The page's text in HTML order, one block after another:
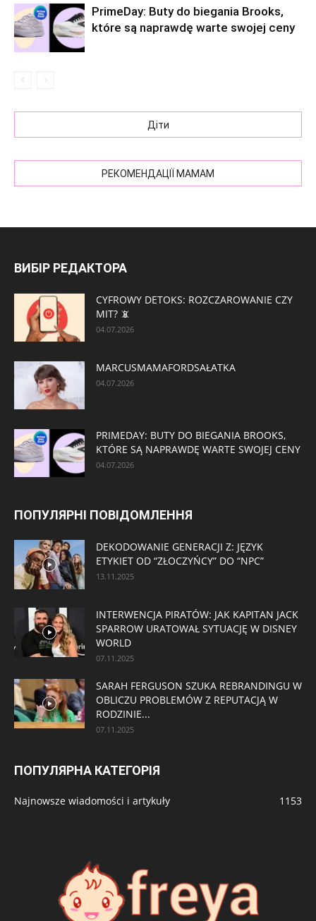
PrimeDay: Buty do biegania Brooks,
które są naprawdę warte swojej ceny
Діти
РЕКОМЕНДАЦІЇ МАМАМ
ВИБІР РЕДАКТОРА
CYFROWY DETOKS: ROZCZAROWANIE CZY
MIT? 📵
04.07.2026
MARCUSMAMAFORDSAŁATKA
04.07.2026
PRIMEDAY: BUTY DO BIEGANIA BROOKS,
KTÓRE SĄ NAPRAWDĘ WARTE SWOJEJ CENY
04.07.2026
ПОПУЛЯРНІ ПОВІДОМЛЕННЯ
DEKODOWANIE GENERACJI Z: JĘZYK
ETYKIET OD “ZŁOCZYŃCY” DO “NPC”
13.11.2025
INTERWENCJA PIRATÓW: JAK KAPITAN JACK
SPARROW URATOWAŁ SYTUACJĘ W DISNEY
WORLD
07.11.2025
SARAH FERGUSON SZUKA REBRANDINGU W
OBLICZU PROBLEMÓW Z REPUTACJĄ W
RODZINIE...
07.11.2025
ПОПУЛЯРНА КАТЕГОРІЯ
Najnowsze wiadomości i artykuły 1153